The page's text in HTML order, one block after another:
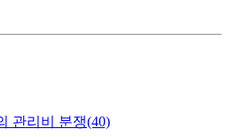
관리비 분쟁(40)